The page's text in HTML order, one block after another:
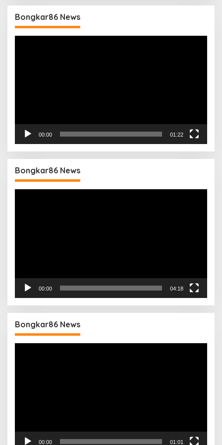
Bongkar86 News
00:00 01:22
Bongkar86 News
00:00 04:18
Bongkar86 News
00:00 01:01